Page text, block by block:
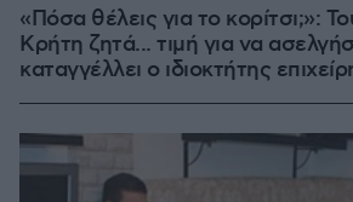
«Πόσα θέλεις για το κορίτσι;»:
Κρήτη ζητά... τιμή για να
καταγγέλλει ο ιδιοκτήτης